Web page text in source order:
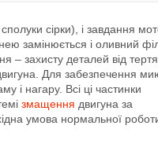
сірки), і завдання
замінюється і оливний
– захисту деталей від тертя,
Для забезпечення
і нагару. Всі ці частинки
змащення двигуна за
умова нормальної